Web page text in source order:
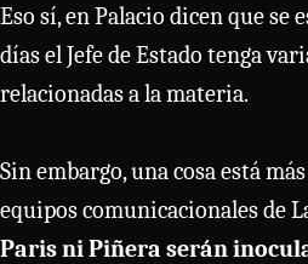
Eso sí, en Palacio dicen que se
días el Jefe de Estado tenga
relacionadas a la materia.
Sin embargo, una cosa está
equipos comunicacionales de
Paris ni Piñera serán